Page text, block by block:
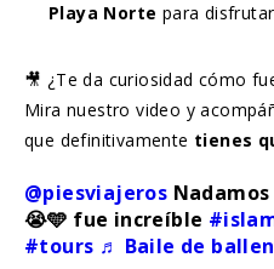
Playa Norte para
🎥 ¿Te da curiosidad cómo
Mira nuestro video y
que definitivamente tienes
@piesviajeros
😭🩵 fue increíble
#tours ♬ Baile de